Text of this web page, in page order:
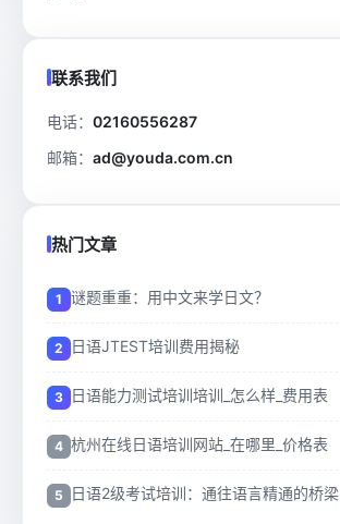
联系我们
电话： 02160556287
邮箱： ad@youda.com.cn
热门文章
谜题重重：用中文来学日文？
日语JTEST培训费用揭秘
日语能力测试培训培训_怎么样_费用表
杭州在线日语培训网站_在哪里_价格表
日语2级考试培训：通往语言精通的桥梁